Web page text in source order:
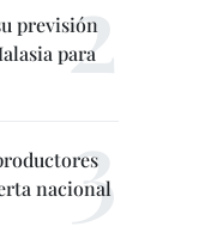
previsión
para
nacional